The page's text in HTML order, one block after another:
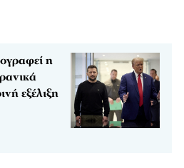
η
εξέλιξη